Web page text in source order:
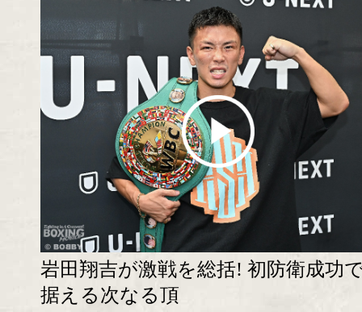
岩田翔吉が激戦を総括! 初防衛成功
据える次なる頂